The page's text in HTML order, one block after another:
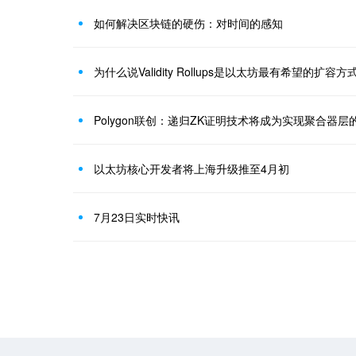
如何解决区块链的硬伤：对时间的感知
为什么说Validity Rollups是以太坊最有希望的扩容方
以太坊核心开发者将上海升级推至4月初
7月23日实时快讯